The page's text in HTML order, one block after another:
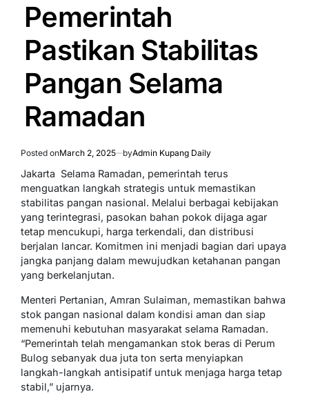
Pemerintah
Pastikan Stabilitas
Pangan Selama
Ramadan
Posted onMarch 2, 2025 byAdmin Kupang Daily
Jakarta  Selama Ramadan, pemerintah terus
menguatkan langkah strategis untuk memastikan
stabilitas pangan nasional. Melalui berbagai kebijakan
yang terintegrasi, pasokan bahan pokok dijaga agar
tetap mencukupi, harga terkendali, dan distribusi
berjalan lancar. Komitmen ini menjadi bagian dari upaya
jangka panjang dalam mewujudkan ketahanan pangan
yang berkelanjutan.
Menteri Pertanian, Amran Sulaiman, memastikan bahwa
stok pangan nasional dalam kondisi aman dan siap
memenuhi kebutuhan masyarakat selama Ramadan.
“Pemerintah telah mengamankan stok beras di Perum
Bulog sebanyak dua juta ton serta menyiapkan
langkah-langkah antisipatif untuk menjaga harga tetap
stabil,” ujarnya.